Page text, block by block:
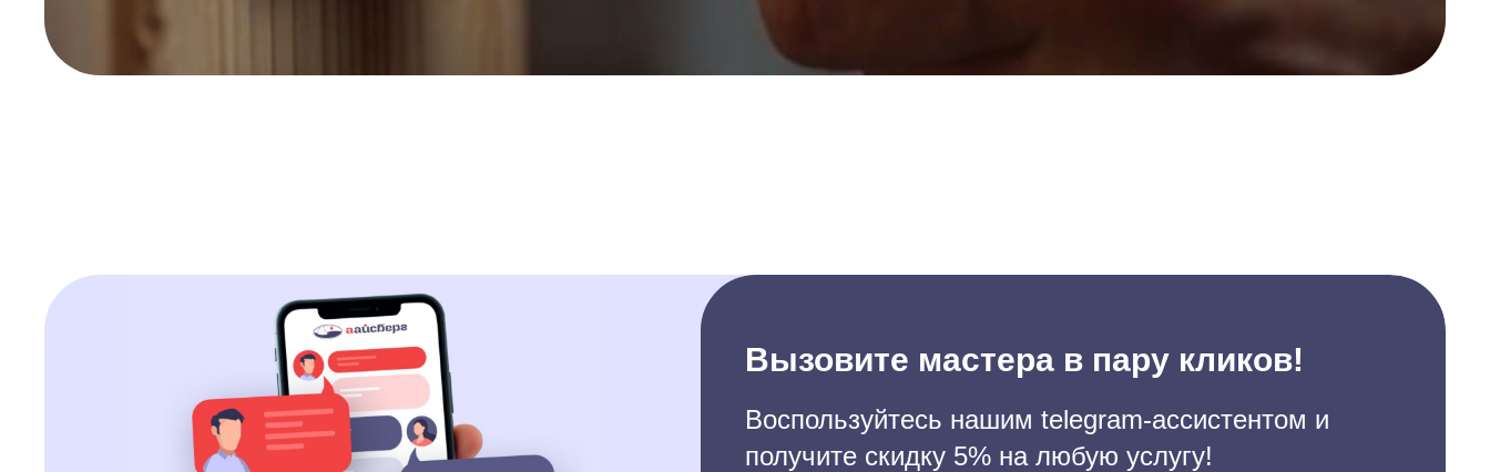
Вызовите мастера в пару кликов!
Воспользуйтесь нашим telegram-ассистентом и
получите скидку 5% на любую услугу!